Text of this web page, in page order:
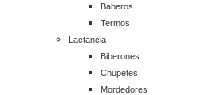
Baberos
Termos
Lactancia
Biberones
Chupetes
Mordedores